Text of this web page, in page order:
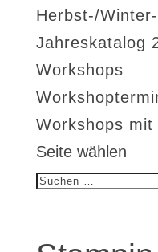
Herbst-/
Jahreskatalog
Workshops
Workshops mit
Seite wählen